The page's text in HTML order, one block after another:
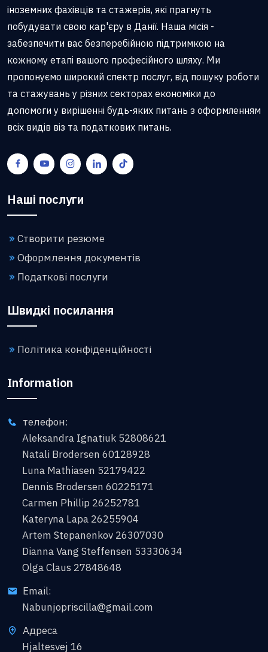
іноземних фахівців та стажерів, які прагнуть
побудувати свою кар'єру в Данії. Наша місія -
забезпечити вас безперебійною підтримкою на
кожному етапі вашого професійного шляху. Ми
пропонуємо широкий спектр послуг, від пошуку роботи
та стажувань у різних секторах економіки до
допомоги у вирішенні будь-яких питань з оформленням
всіх видів віз та податкових питань.
Наші послуги
Створити резюме
Оформлення документів
Податкові послуги
Швидкі посилання
Політика конфіденційності
Information
телефон:
Aleksandra Ignatiuk 52808621
Natali Brodersen 60128928
Luna Mathiasen 52179422
Dennis Brodersen 60225171
Carmen Phillip 26252781
Kateryna Lapa 26255904
Artem Stepanenkov 26307030
Dianna Vang Steffensen 53330634
Olga Claus 27848648
Email:
Nabunjopriscilla@gmail.com
Адреса
Hjaltesvej 16